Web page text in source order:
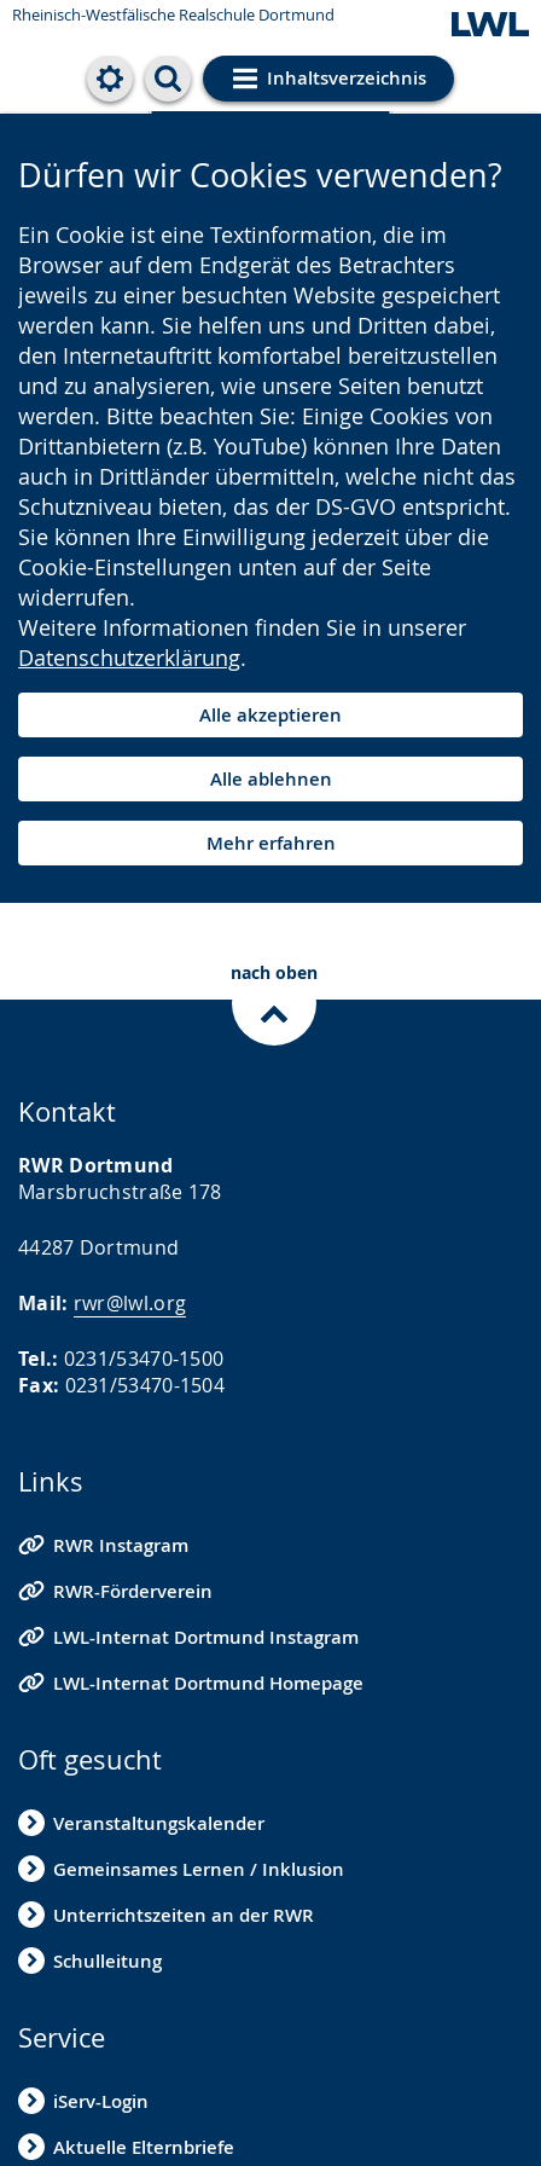
Rheinisch-Westfälische Realschule Dortmund
Inhaltsverzeichnis
Cookie-Einstellungen
Dürfen wir Cookies verwenden?
Ein Cookie ist eine Textinformation, die im
Browser auf dem Endgerät des Betrachters
jeweils zu einer besuchten Website gespeichert
werden kann. Sie helfen uns und Dritten dabei,
den Internetauftritt komfortabel bereitzustellen
und zu analysieren, wie unsere Seiten benutzt
werden. Bitte beachten Sie: Einige Cookies von
Drittanbietern (z.B. YouTube) können Ihre Daten
auch in Drittländer übermitteln, welche nicht das
Schutzniveau bieten, das der DS-GVO entspricht.
Sie können Ihre Einwilligung jederzeit über die
Cookie-Einstellungen unten auf der Seite
widerrufen.
Weitere Informationen finden Sie in unserer
Datenschutzerklärung.
Alle akzeptieren
Alle ablehnen
Mehr erfahren
nach oben
Kontakt
RWR Dortmund
Marsbruchstraße 178
44287 Dortmund
Mail: rwr@lwl.org
Tel.: 0231/53470-1500
Fax: 0231/53470-1504
Links
RWR Instagram
RWR-Förderverein
LWL-Internat Dortmund Instagram
LWL-Internat Dortmund Homepage
Oft gesucht
Veranstaltungskalender
Gemeinsames Lernen / Inklusion
Unterrichtszeiten an der RWR
Schulleitung
Service
iServ-Login
Aktuelle Elternbriefe